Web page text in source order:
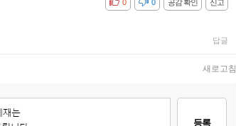
신고
공감 확인
비공감 0
0
답글
새로고침
등록